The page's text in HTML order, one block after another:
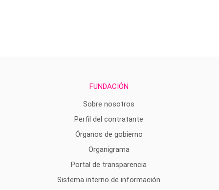
FUNDACIÓN
Sobre nosotros
Perfil del contratante
Órganos de gobierno
Organigrama
Portal de transparencia
Sistema interno de información